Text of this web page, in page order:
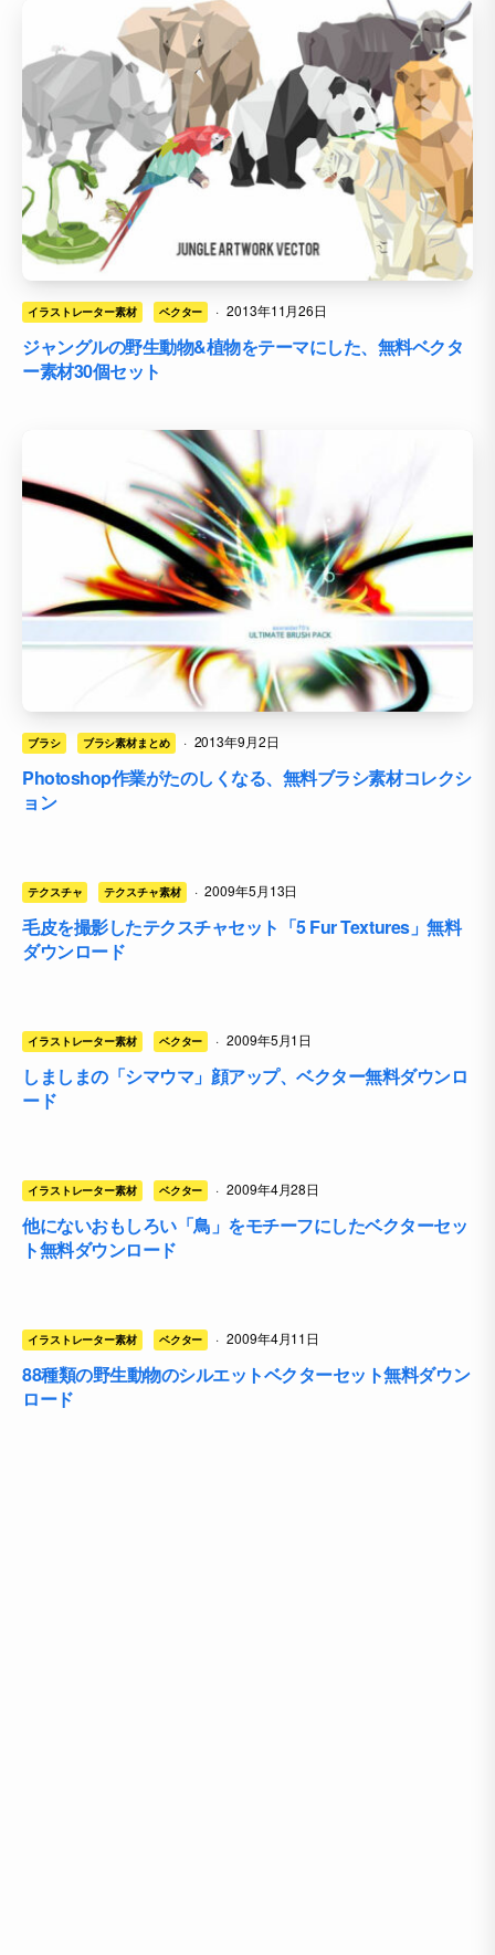
イラストレーター素材 ベクター · 2013年11月26日
ジャングルの野生動物&植物をテーマにした、無料ベクタ
ー素材30個セット
ブラシ ブラシ素材まとめ · 2013年9月2日
Photoshop作業がたのしくなる、無料ブラシ素材コレクシ
ョン
テクスチャ テクスチャ素材 · 2009年5月13日
毛皮を撮影したテクスチャセット「5 Fur Textures」無料
ダウンロード
イラストレーター素材 ベクター · 2009年5月1日
しましまの「シマウマ」顔アップ、ベクター無料ダウンロ
ード
イラストレーター素材 ベクター · 2009年4月28日
他にないおもしろい「鳥」をモチーフにしたベクターセッ
ト無料ダウンロード
イラストレーター素材 ベクター · 2009年4月11日
88種類の野生動物のシルエットベクターセット無料ダウン
ロード